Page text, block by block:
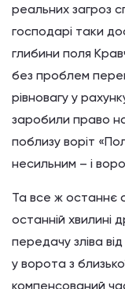
реальних загроз
господарі таки
глибини поля
без проблем
рівновагу у
заробили право
поблизу воріт
несильним – і
Та все ж останнє
останній хвилині
передачу зліва
у ворота з
компенсований